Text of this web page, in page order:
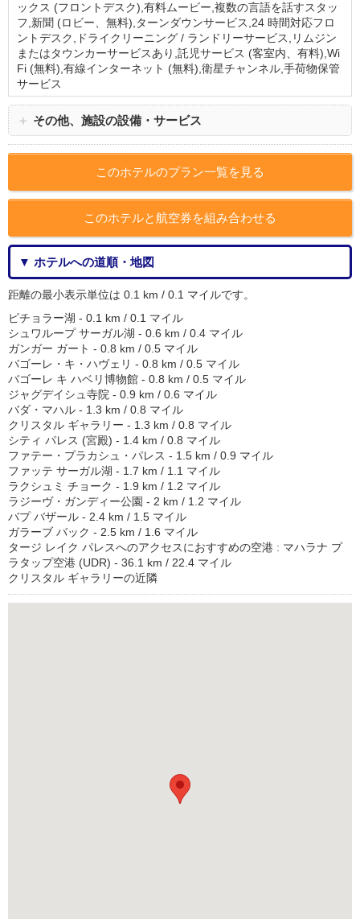
ックス (フロントデスク),有料ムービー,複数の言語を話すスタッ
フ,新聞 (ロビー、無料),ターンダウンサービス,24 時間対応フロ
ントデスク,ドライクリーニング / ランドリーサービス,リムジン
またはタウンカーサービスあり,託児サービス (客室内、有料),Wi
Fi (無料),有線インターネット (無料),衛星チャンネル,手荷物保管
サービス
＋ その他、施設の設備・サービス
このホテルのプラン一覧を見る
このホテルと航空券を組み合わせる
▼ ホテルへの道順・地図
距離の最小表示単位は 0.1 km / 0.1 マイルです。
ピチョラー湖 - 0.1 km / 0.1 マイル
シュワループ サーガル湖 - 0.6 km / 0.4 マイル
ガンガー ガート - 0.8 km / 0.5 マイル
バゴーレ・キ・ハヴェリ - 0.8 km / 0.5 マイル
バゴーレ キ ハベリ博物館 - 0.8 km / 0.5 マイル
ジャグデイシュ寺院 - 0.9 km / 0.6 マイル
バダ・マハル - 1.3 km / 0.8 マイル
クリスタル ギャラリー - 1.3 km / 0.8 マイル
シティ パレス (宮殿) - 1.4 km / 0.8 マイル
ファテー・プラカシュ・パレス - 1.5 km / 0.9 マイル
ファッテ サーガル湖 - 1.7 km / 1.1 マイル
ラクシュミ チョーク - 1.9 km / 1.2 マイル
ラジーヴ・ガンディー公園 - 2 km / 1.2 マイル
バプ バザール - 2.4 km / 1.5 マイル
ガラーブ バック - 2.5 km / 1.6 マイル
タージ レイク パレスへのアクセスにおすすめの空港 : マハラナ プ
ラタップ空港 (UDR) - 36.1 km / 22.4 マイル
クリスタル ギャラリーの近隣